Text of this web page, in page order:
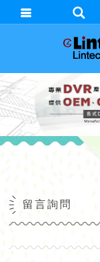
留言詢問